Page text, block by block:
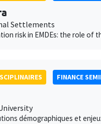
Settlements
risk in EMDEs: the role of
FINANCE
démographiques et